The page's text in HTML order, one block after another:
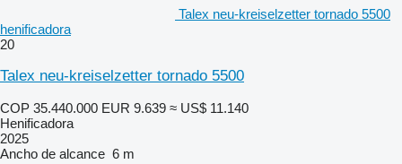
Talex neu-kreiselzetter tornado 5500
henificadora
20
Talex neu-kreiselzetter tornado 5500
COP 35.440.000 EUR 9.639 ≈ US$ 11.140
Henificadora
2025
Ancho de alcance 6 m